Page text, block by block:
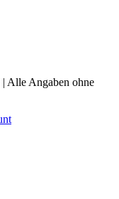
Alle Angaben ohne